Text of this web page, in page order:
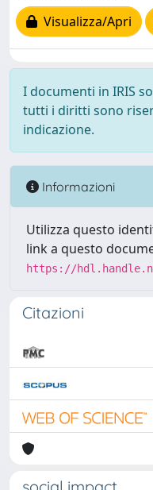
Visualizza/Apri
I documenti in IRIS
tutti i diritti sono
indicazione.
Informazioni
Utilizza questo
link a questo
https://
Citazioni